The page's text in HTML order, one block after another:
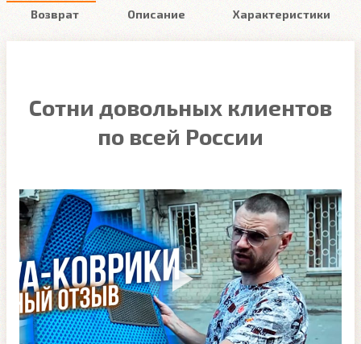
Возврат
Описание Характеристики
Сотни довольных клиентов
по всей России